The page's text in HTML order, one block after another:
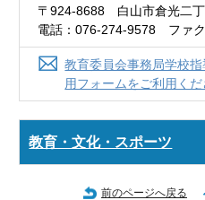
〒924-8688 白山市倉光二
電話：076-274-9578 ファ
教育委員会事務局学校
用フォームをご利用くだ
教育・文化・スポーツ
前のページへ戻る